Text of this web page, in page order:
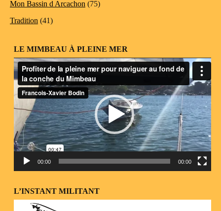
Mon Bassin d Arcachon (75)
Tradition (41)
LE MIMBEAU À PLEINE MER
Lecteur
vidéo
00:00 00:00
L’INSTANT MILITANT